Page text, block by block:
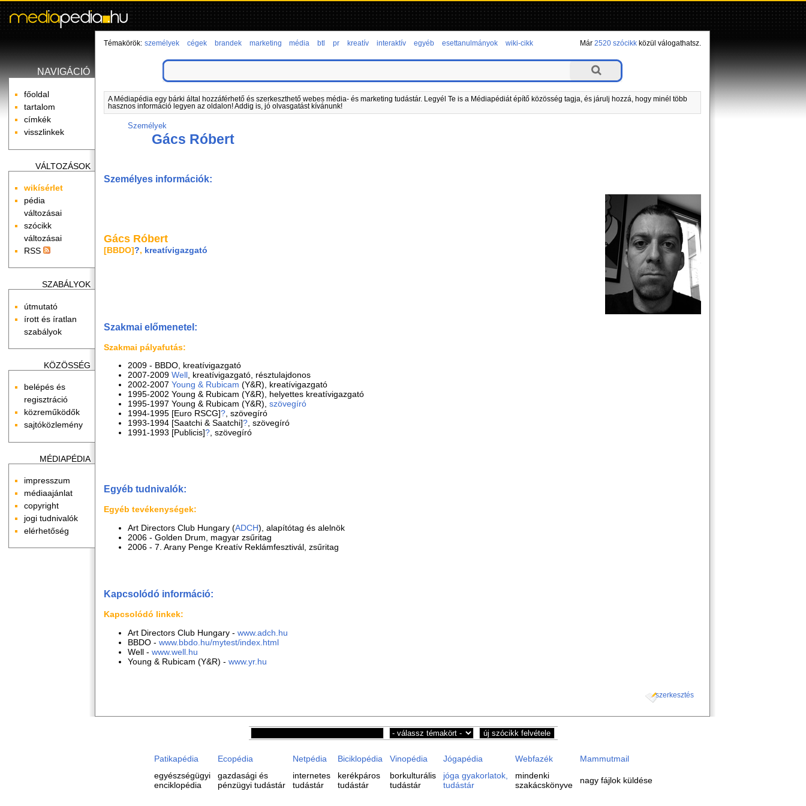
NAVIGÁCIÓ
főoldal
tartalom
címkék
visszlinkek
VÁLTOZÁSOK
wikísérlet
pédia
változásai
szócikk
változásai
RSS
SZABÁLYOK
útmutató
írott és íratlan
szabályok
KÖZÖSSÉG
belépés és
regisztráció
közreműködők
sajtóközlemény
MÉDIAPÉDIA
impresszum
médiaajánlat
copyright
jogi tudnivalók
elérhetőség
Témakörök: személyek cégek brandek marketing média btl pr kreatív interaktív egyéb esettanulmányok wiki-cikk Már 2520 szócikkközül válogathatsz.
A Médiapédia egy bárki által hozzáférhető és szerkeszthető webes média- és marketing tudástár. Legyél Te is a Médiapédiát építő közösség tagja, és járulj hozzá, hogy minél több
hasznos információ legyen az oldalon! Addig is, jó olvasgatást kívánunk!
Személyek
Gács Róbert
Személyes információk:
Gács Róbert
[BBDO]?, kreatívigazgató
Szakmai előmenetel:
Szakmai pályafutás:
2009 - BBDO, kreatívigazgató
2007-2009Well , kreatívigazgató, résztulajdonos
2002-2007Young & Rubicam (Y&R), kreatívigazgató
1995-2002 Young & Rubicam (Y&R), helyettes kreatívigazgató
1995-1997 Young & Rubicam (Y&R),szövegíró
1994-1995 [Euro RSCG]? , szövegíró
1993-1994 [Saatchi & Saatchi]? , szövegíró
1991-1993 [Publicis]? , szövegíró
Egyéb tudnivalók:
Egyéb tevékenységek:
Art Directors Club Hungary (ADCH), alapítótag és alelnök
2006 - Golden Drum, magyar zsűritag
2006 - 7. Arany Penge Kreatív Reklámfesztivál, zsűritag
Kapcsolódó információ:
Kapcsolódó linkek:
Art Directors Club Hungary -www.adch.hu
BBDO -www.bbdo.hu/mytest/index.html
Well -www.well.hu
Young & Rubicam (Y&R) -www.yr.hu
szerkesztés
Patikapédia Ecopédia Netpédia Biciklopédia Vinopédia Jógapédia Webfazék
Mammutmail
egyészségügyi
enciklopédia
gazdasági és
pénzügyi tudástár
internetes
tudástár
kerékpáros
tudástár
borkulturális
tudástár
jóga gyakorlatok,
tudástár
mindenki
szakácskönyve
nagy fájlok küldése